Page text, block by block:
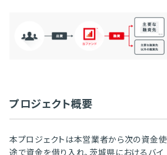
プロジェクト概要
本プロジェクトは本営業者から次の資金使